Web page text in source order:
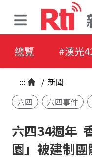
總覽 #漢光
::: / 新聞
六四
六四事件
六四34週年
園」被建制團